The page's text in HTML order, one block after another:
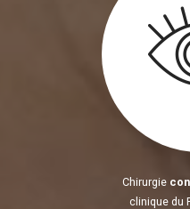
Chirurgie
clinique du